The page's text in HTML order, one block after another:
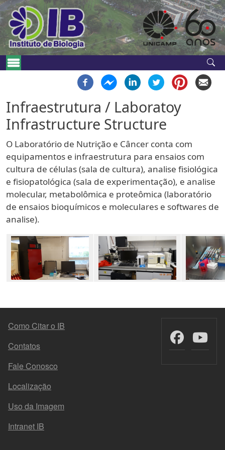
Pular para o conteúdo principal
Navegação principal
Infraestrutura / Laboratoy
Infrastructure Structure
O Laboratório de Nutrição e Câncer conta com
equipamentos e infraestrutura para ensaios com
cultura de células (sala de cultura), analise fisiológica
e fisiopatológica (sala de experimentação), e analise
molecular, metabolômica e proteômica (laboratório
de ensaios bioquímicos e moleculares e softwares de
analise).
MENU DO RODAPÉ
Como Citar o IB
Contatos
Fale Conosco
Localização
Uso da Imagem
Intranet IB